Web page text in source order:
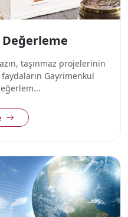
taşınmaz projelerinin
Gayrimenkul